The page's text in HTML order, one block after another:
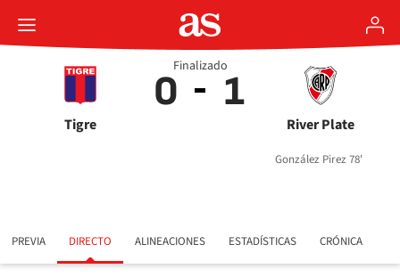
Tigre
0
River Plate
1
González Pirez 78'
Finalizado
PREVIA DIRECTO ALINEACIONES ESTADÍSTICAS CRÓNICA